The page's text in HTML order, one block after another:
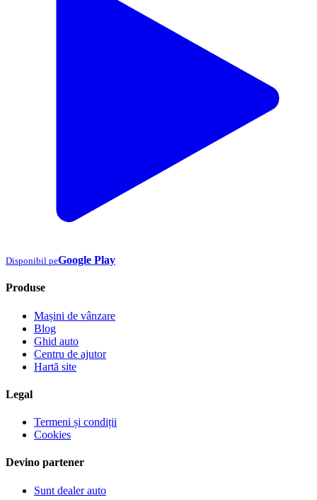
Disponibil peGoogle Play
Produse
Mașini de vânzare
Blog
Ghid auto
Centru de ajutor
Hartă site
Legal
Termeni și condiții
Cookies
Devino partener
Sunt dealer auto